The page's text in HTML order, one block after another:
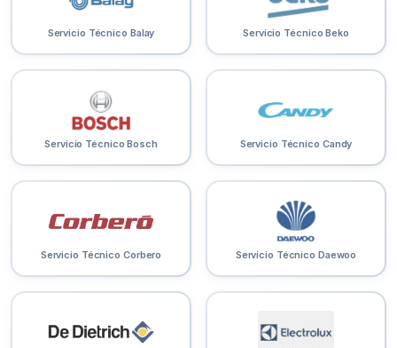
Servicio Técnico Balay Servicio Técnico Beko
Servicio Técnico Bosch Servicio Técnico Candy
Servicio Técnico Corbero Servicio Técnico Daewoo